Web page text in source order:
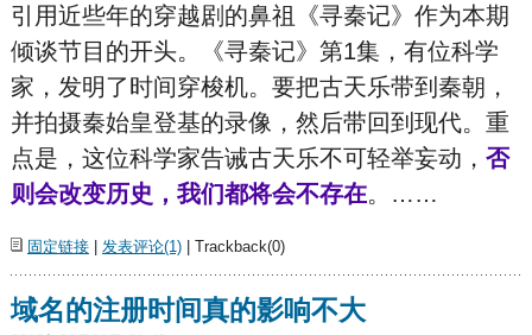
引用近些年的穿越剧的鼻祖《寻秦记》作为本期
倾谈节目的开头。《寻秦记》第1集，有位科学
家，发明了时间穿梭机。要把古天乐带到秦朝，
并拍摄秦始皇登基的录像，然后带回到现代。重
点是，这位科学家告诫古天乐不可轻举妄动， 否
则会改变历史，我们都将会不存在。……
固定链接| 发表评论(1)| Trackback(0)
域名的注册时间真的影响不大